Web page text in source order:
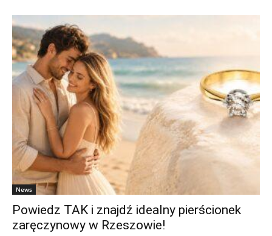
News
Powiedz TAK i znajdź idealny pierścionek
zaręczynowy w Rzeszowie!